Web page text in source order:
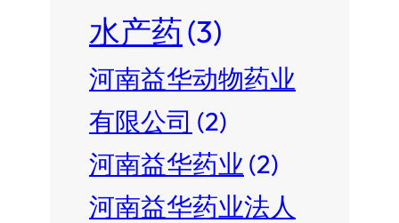
水产药(3)
河南益华动物药业
有限公司 (2)
河南益华药业 (2)
河南益华药业法人